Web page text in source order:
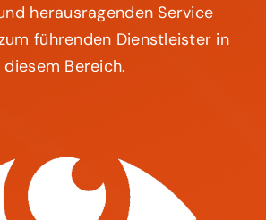
herausragenden Service
führenden Dienstleister in
diesem Bereich.